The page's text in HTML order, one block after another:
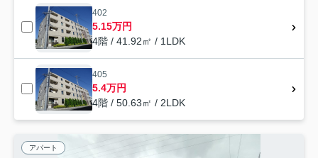
402
5.15万円
4階 / 41.92㎡ / 1LDK
405
5.4万円
4階 / 50.63㎡ / 2LDK
アパート